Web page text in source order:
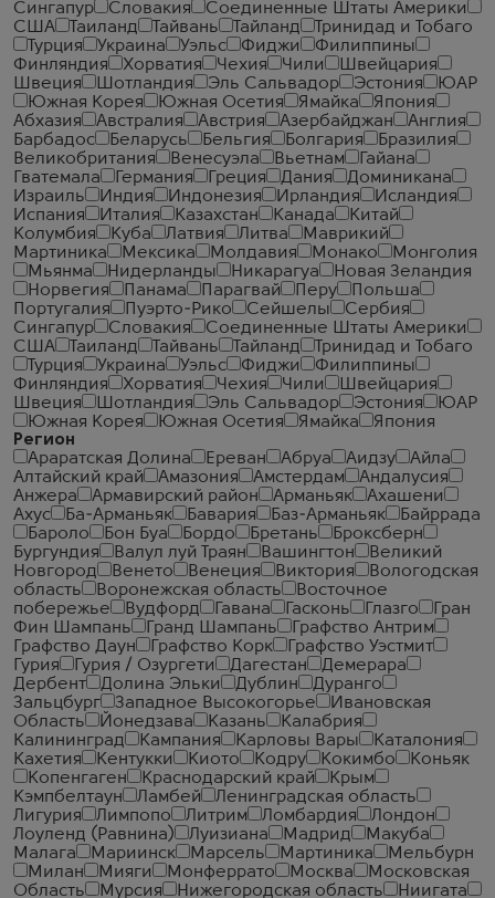
Сингапур
Словакия
Соединенные Штаты Америки
США
Таиланд Тайвань Тайланд
Тринидад и Тобаго
Турция
Украина Уэльс Фиджи
Филиппины
Финляндия
Хорватия Чехия Чили
Швейцария
Швеция
Шотландия Эль Сальвадор Эстония
ЮАР
Южная Корея
Южная Осетия Ямайка
Япония
Абхазия
Австралия Австрия Азербайджан
Англия
Барбадос
Беларусь Бельгия Болгария
Бразилия
Великобритания
Венесуэла Вьетнам
Гайана
Гватемала
Германия Греция Дания
Доминикана
Израиль
Индия Индонезия Ирландия
Исландия
Испания
Италия Казахстан Канада
Китай
Колумбия
Куба Латвия Литва
Маврикий
Мартиника
Мексика Молдавия Монако
Монголия
Мьянма
Нидерланды Никарагуа
Новая Зеландия
Норвегия
Панама Парагвай Перу
Польша
Португалия
Пуэрто-Рико Сейшелы
Сербия
Сингапур
Словакия
Соединенные Штаты Америки
США
Таиланд Тайвань Тайланд
Тринидад и Тобаго
Турция
Украина Уэльс Фиджи
Филиппины
Финляндия
Хорватия Чехия Чили
Швейцария
Швеция
Шотландия Эль Сальвадор Эстония
ЮАР
Южная Корея
Южная Осетия Ямайка
Япония
Регион
Араратская Долина
Ереван Абруа Аидзу
Айла
Алтайский край
Амазония Амстердам
Андалусия
Анжера
Армавирский район Арманьяк
Ахашени
Ахус
Ба-Арманьяк Бавария Баз-Арманьяк
Байррада
Бароло
Бон Буа Бордо Бретань
Броксберн
Бургундия
Валул луй Траян Вашингтон
Великий
Новгород
Венето Венеция Виктория
Вологодская
область
Воронежская область
Восточное
побережье
Вудфорд Гавана Гасконь Глазго
Гран
Фин Шампань
Гранд Шампань
Графство Антрим
Графство Даун
Графство Корк
Графство Уэстмит
Гурия
Гурия / Озургети Дагестан
Демерара
Дербент
Долина Эльки Дублин
Дуранго
Зальцбург
Западное Высокогорье
Ивановская
Область
Йонедзава Казань
Калабрия
Калининград
Кампания Карловы Вары
Каталония
Кахетия
Кентукки Киото Кодру Кокимбо
Коньяк
Копенгаген
Краснодарский край
Крым
Кэмпбелтаун
Ламбей
Ленинградская область
Лигурия
Лимпопо Литрим Ломбардия
Лондон
Лоуленд (Равнина)
Луизиана Мадрид
Макуба
Малага
Мариинск Марсель Мартиника
Мельбурн
Милан
Мияги Монферрато Москва
Московская
Область
Мурсия Нижегородская область
Ниигата